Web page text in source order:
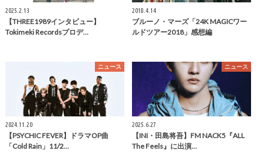
2025.2.13
【THREE1989インタビュー】
Tokimeki Recordsプロデ…
2018.4.14
ブルーノ・マーズ「24K MAGICワー
ルドツアー2018」感想編
ニュース
2024.11.20
【PSYCHIC FEVER】ドラマOP曲
「Cold Rain」11/2…
ニュース
2025.6.27
【INI・田島将吾】FM NACK5『ALL
The Feels』に出演…